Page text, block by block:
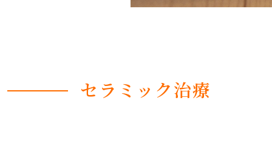
セラミック治療